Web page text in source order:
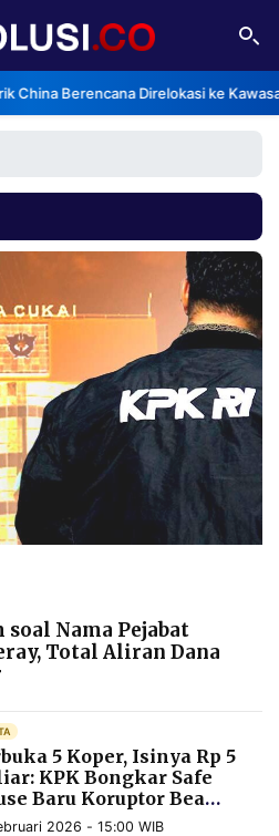
China Berencana Direlokasi ke
soal Nama Pejabat
Total Aliran Dana
5 Koper, Isinya Rp 5
KPK Bongkar Safe
Baru Koruptor Bea
di Ciputat
2026 - 15:00 WIB